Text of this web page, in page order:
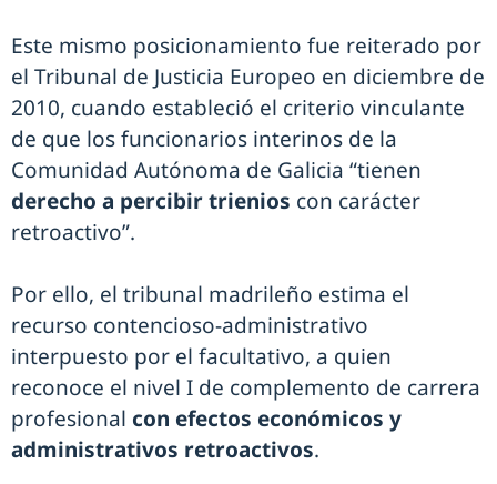
Este mismo posicionamiento fue reiterado por
el Tribunal de Justicia Europeo en diciembre de
2010, cuando estableció el criterio vinculante
de que los funcionarios interinos de la
Comunidad Autónoma de Galicia “tienen
derecho a percibir trienios con carácter
retroactivo”.
Por ello, el tribunal madrileño estima el
recurso contencioso-administrativo
interpuesto por el facultativo, a quien
reconoce el nivel I de complemento de carrera
profesional con efectos económicos y
administrativos retroactivos.